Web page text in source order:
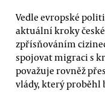
Vedle evropské
aktuální kroky
zpřísňováním
spojovat migraci s
považuje rovněž
vlády, který proběhl